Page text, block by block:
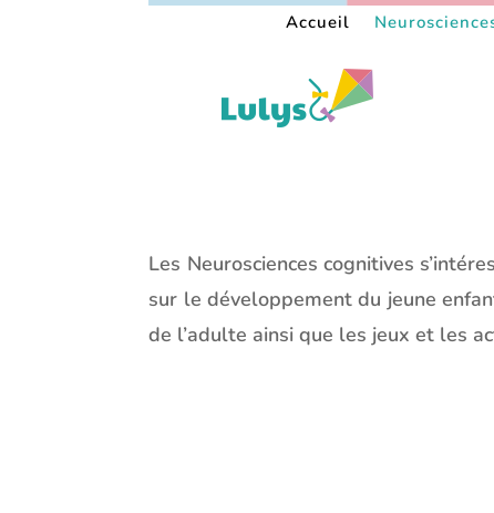
Accueil
Les Neurosciences cognitives
sur le développement du jeune
de l’adulte ainsi que les jeux et les